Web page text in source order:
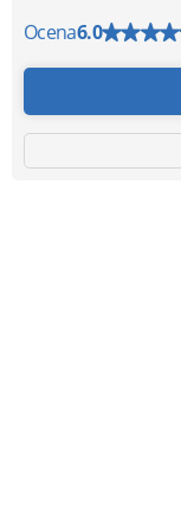
Ocena6.0